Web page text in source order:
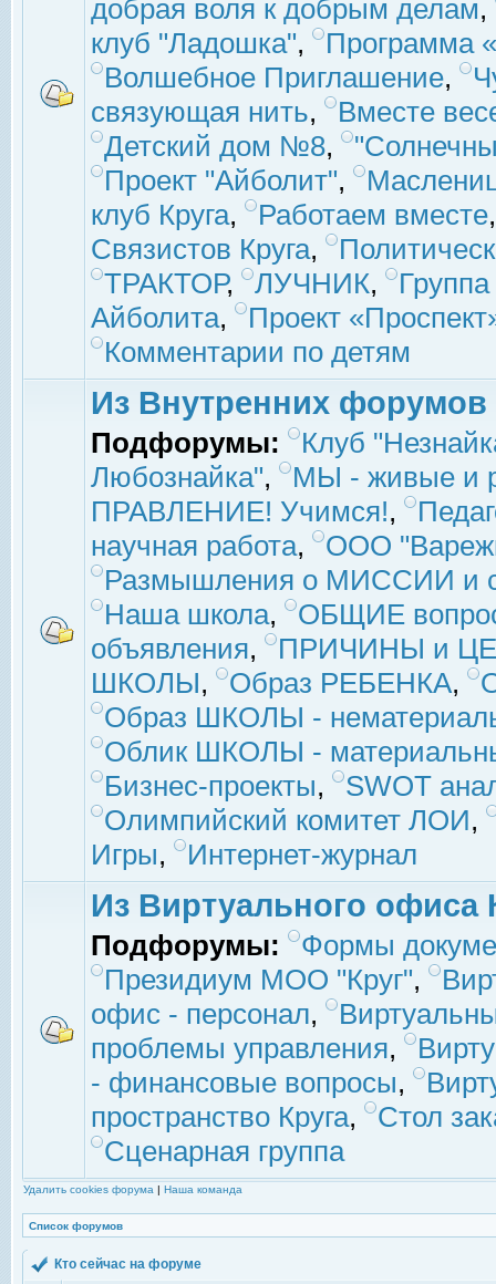
добрая воля к добрым делам,
клуб "Ладошка",
Программа
Волшебное Приглашение,
связующая нить,
Вместе
Детский дом №8,
Проект "Айболит",
клуб Круга, Работаем вместе
Связистов Круга,
ТРАКТОР, ЛУЧНИК,
Айболита,
Проект
Комментарии по детям
Из Внутренних форумов
Подфорумы:
Клуб
Любознайка",
МЫ - живые и
ПРАВЛЕНИЕ! Учимся!,
научная работа,
ООО
Размышления о МИССИИ и
Наша школа,
ОБЩИЕ
объявления,
ПРИЧИНЫ и
ШКОЛЫ, Образ РЕБЕНКА,
Образ ШКОЛЫ -
Облик ШКОЛЫ -
Бизнес-проекты,
SWOT
Олимпийский комитет ЛОИ,
Игры, Интернет-журнал
Из Виртуального офиса
Подфорумы:
Формы
Президиум МОО "Круг",
офис - персонал,
проблемы управления,
- финансовые вопросы,
пространство Круга,
Стол
Сценарная группа
Удалить cookies форума | Наша команда
Список форумов
Кто сейчас на форуме